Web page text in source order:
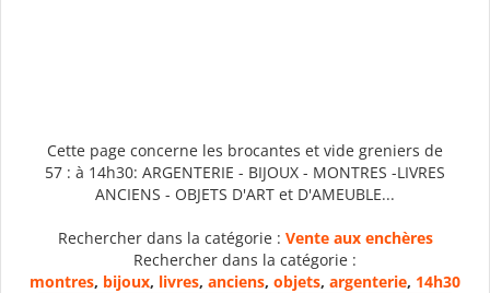
Cette page concerne les brocantes et vide greniers de
57 : à 14h30: ARGENTERIE - BIJOUX - MONTRES -LIVRES
ANCIENS - OBJETS D'ART et D'AMEUBLE...
Rechercher dans la catégorie : Vente aux enchères
Rechercher dans la catégorie :
montres, bijoux, livres, anciens, objets, argenterie, 14h30